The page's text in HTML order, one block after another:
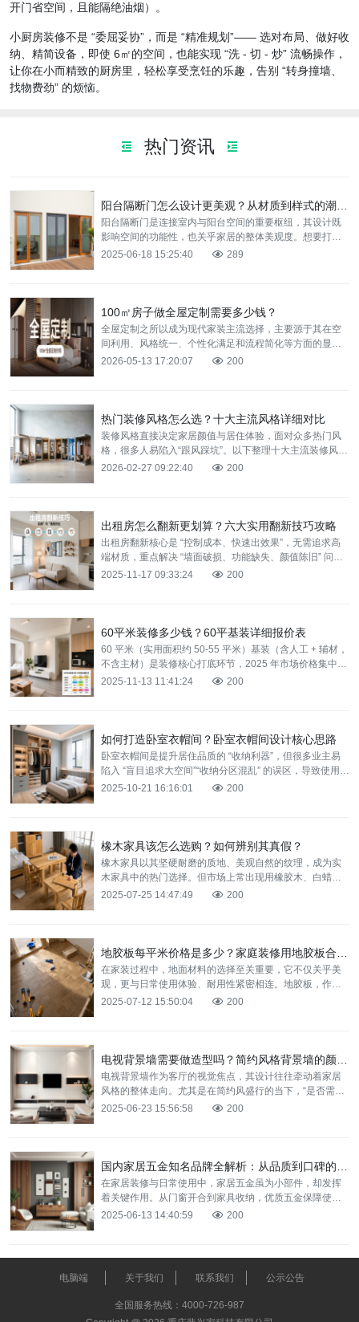
开门省空间，且能隔绝油烟）。
小厨房装修不是 “委屈妥协”，而是 “精准规划”—— 选对布局、做好收
纳、精简设备，即使 6㎡的空间，也能实现 “洗 - 切 - 炒” 流畅操作，
让你在小而精致的厨房里，轻松享受烹饪的乐趣，告别 “转身撞墙、
找物费劲” 的烦恼。
热门资讯
阳台隔断门怎么设计更美观？从材质到样式的潮流装修方案分享
阳台隔断门是连接室内与阳台空间的重要枢纽，其设计既
影响空间的功能性，也关乎家居的整体美观度。想要打造
一扇兼具实用与美观的阳台隔断门，从材质选择到样式设
2025-06-18 15:25:40 289
100㎡房子做全屋定制需要多少钱？
全屋定制之所以成为现代家装主流选择，主要源于其在‌空
间利用、风格统一、个性化满足和流程简化‌等方面的显著
优势。那2026年100㎡的房子做全屋定制需要多少钱呢？
2026-05-13 17:20:07 200
热门装修风格怎么选？十大主流风格详细对比
装修风格直接决定家居颜值与居住体验，面对众多热门风
格，很多人易陷入“跟风踩坑”。以下整理十大主流装修风
格，用序号清晰对比各风格核心特点、适配户型与装修重
2026-02-27 09:22:40 200
出租房怎么翻新更划算？六大实用翻新技巧攻略
出租房翻新核心是 “控制成本、快速出效果”，无需追求高
端材质，重点解决 “墙面破损、功能缺失、颜值陈旧” 问
题。下面分享六大实用技巧，100㎡房屋翻新预算可控制
2025-11-17 09:33:24 200
60平米装修多少钱？60平基装详细报价表
60 平米（实用面积约 50-55 平米）基装（含人工 + 辅材，
不含主材）是装修核心打底环节，2025 年市场价格集中在
3.5-5 万元，主要涵盖拆改、水电
2025-11-13 11:41:24 200
如何打造卧室衣帽间？卧室衣帽间设计核心思路
卧室衣帽间是提升居住品质的 “收纳利器”，但很多业主易
陷入 “盲目追求大空间”“收纳分区混乱” 的误区，导致使用时
拿取不便。其实打造衣帽间的核心是 “适配空间、
2025-10-21 16:16:01 200
橡木家具该怎么选购？如何辨别其真假？
橡木家具以其坚硬耐磨的质地、美观自然的纹理，成为实
木家具中的热门选择。但市场上常出现用橡胶木、白蜡木
冒充橡木的情况，价格差异可达 3-5 倍。掌握橡木家具的
2025-07-25 14:47:49 200
地胶板每平米价格是多少？家庭装修用地胶板合适吗？
在家装过程中，地面材料的选择至关重要，它不仅关乎美
观，更与日常使用体验、耐用性紧密相连。地胶板，作为
近年来颇受关注的地面装饰材料，其价格与适用性成为众
2025-07-12 15:50:04 200
电视背景墙需要做造型吗？简约风格背景墙的颜值与实用解析
电视背景墙作为客厅的视觉焦点，其设计往往牵动着家居
风格的整体走向。尤其是在简约风盛行的当下，“是否需要
做造型” 成为许多业主纠结的问题。其实，简约风格的背景
2025-06-23 15:56:58 200
国内家居五金知名品牌全解析：从品质到口碑的品牌实力盘点
在家居装修与日常使用中，家居五金虽为小部件，却发挥
着关键作用。从门窗开合到家具收纳，优质五金保障使用
体验与家居寿命。国内市场上，诸多知名品牌凭借卓越品
2025-06-13 14:40:59 200
电脑端 关于我们 联系我们 公示公告
全国服务热线：4000-726-987